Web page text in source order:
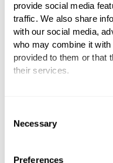
provide social media
traffic. We also share
with our social media,
who may combine it with
provided to them or that
their services.
Necessary
Preferences
Werkt de libbi
Met de optionele
een aangewezen
uitvoering levert